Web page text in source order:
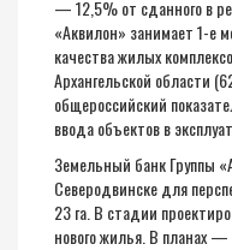
— 12,5% от сданного в
«Аквилон» занимает 1-е
качества жилых
Архангельской области
общероссийский
ввода объектов в
Земельный банк Группы
Северодвинске для
23 га. В стадии
нового жилья. В планах